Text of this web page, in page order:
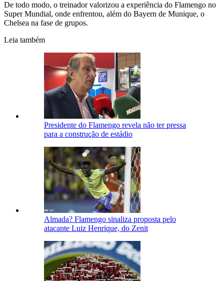
De todo modo, o treinador valorizou a experiência do Flamengo no
Super Mundial, onde enfrentou, além do Bayern de Munique, o
Chelsea na fase de grupos.
Leia também
Presidente do Flamengo revela não ter pressa
para a construção de estádio
Almada? Flamengo sinaliza proposta pelo
atacante Luiz Henrique, do Zenit